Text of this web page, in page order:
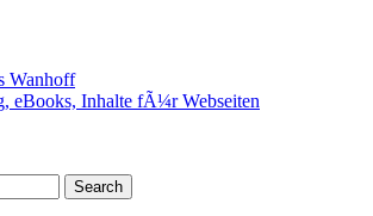
Wanhoff
eBooks, Inhalte fÃ¼r Webseiten